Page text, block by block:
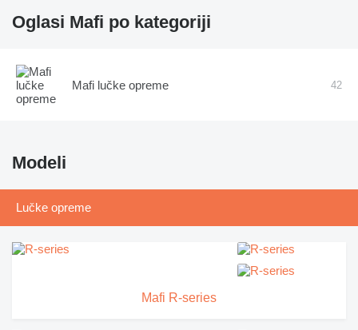
Oglasi Mafi po kategoriji
Mafi lučke opreme 42
Modeli
Lučke opreme
Mafi R-series